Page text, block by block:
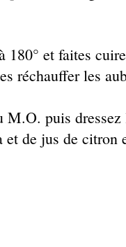
180° et faites
réchauffer les
M.O. puis
et de jus de citron